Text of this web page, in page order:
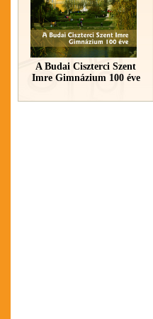
A Budai Ciszterci Szent
Imre Gimnázium 100 éve